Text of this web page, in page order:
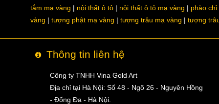
tắm mạ vàng
nội thất ô tô nội thất ô tô mạ vàng
phào chỉ
vàng
tượng phật mạ vàng tượng trâu mạ vàng tượng
Thông tin liên hệ
Công ty TNHH Vina Gold Art
Địa chỉ tại Hà Nội: Số 48 - Ngõ 26 - Nguyên Hồng
- Đống Đa - Hà Nội.